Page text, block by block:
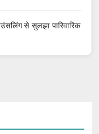
से सुलझा पारिवारिक